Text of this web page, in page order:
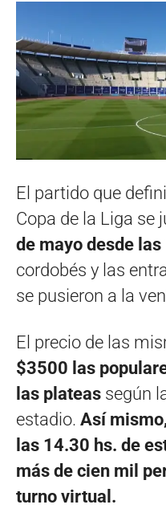
El partido que
Copa de la Liga se
de mayo desde las
cordobés y las
se pusieron a la
El precio de las
$3500 las
las plateas según
estadio. Así
las 14.30 hs. de
más de cien mil
turno virtual.